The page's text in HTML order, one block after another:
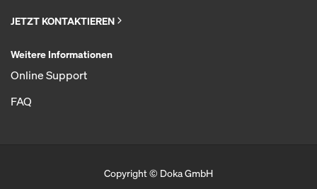
JETZT KONTAKTIEREN
Weitere Informationen
Online Support
FAQ
Copyright © Doka GmbH